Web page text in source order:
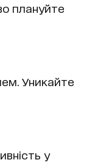
плануйте
Уникайте
у